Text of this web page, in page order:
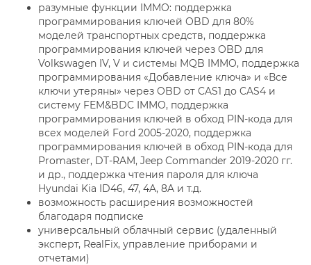
разумные функции IMMO: поддержка
программирования ключей OBD для 80%
моделей транспортных средств, поддержка
программирования ключей через OBD для
Volkswagen IV, V и системы MQB IMMO, поддержка
программирования «Добавление ключа» и «Все
ключи утеряны» через OBD от CAS1 до CAS4 и
систему FEM&BDC IMMO, поддержка
программирования ключей в обход PIN-кода для
всех моделей Ford 2005-2020, поддержка
программирования ключей в обход PIN-кода для
Promaster, DT-RAM, Jeep Commander 2019-2020 гг.
и др., поддержка чтения пароля для ключа
Hyundai Kia ID46, 47, 4A, 8A и т.д.
возможность расширения возможностей
благодаря подписке
универсальный облачный сервис (удаленный
эксперт, RealFix, управление приборами и
отчетами)